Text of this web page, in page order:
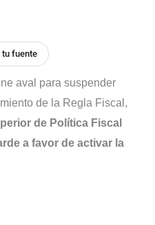
tu fuente
aval para suspender
de la Regla Fiscal,
de Política Fiscal
a favor de activar la